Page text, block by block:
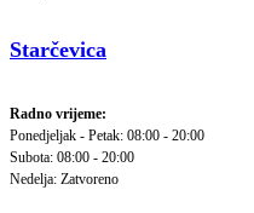
Starčevica
Radno vrijeme:
Ponedjeljak - Petak: 08:00 - 20:00
Subota: 08:00 - 20:00
Nedelja: Zatvoreno